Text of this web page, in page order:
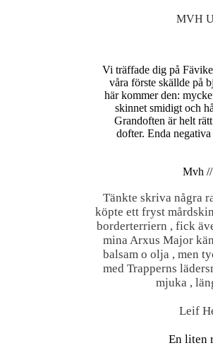
MVH
Vi träffade dig på
våra förste skällde på
här kommer den:
skinnet smidigt och
Grandoften är helt
dofter. Enda
Mvh
Tänkte skriva några
köpte ett fryst
borderterriern , fick
mina Arxus Major
balsam o olja , men
med Trapperns
mjuka ,
Leif
En liten